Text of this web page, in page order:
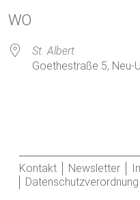
WO
St. Albert
Goethestraße 5, Neu-
Kontakt Newsletter
Datenschutzverordnung